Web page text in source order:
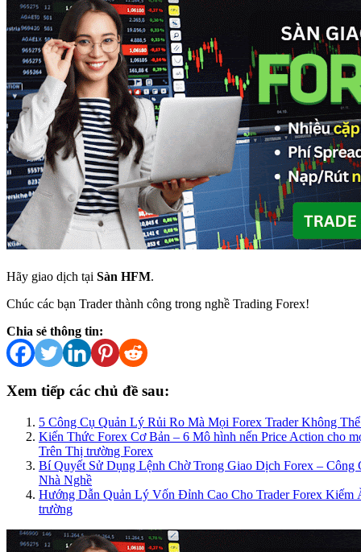
Hãy giao dịch tại Sàn HFM.
Chúc các bạn Trader thành công trong nghề Trading Forex!
Chia sẻ thông tin:
Xem tiếp các chủ đề sau:
5 Công Cụ Quản Lý Rủi Ro Mà Mọi Forex Trader Không
Kiến Thức Forex Cơ Bản – 6 Mô hình nến Price Action cho
Trên Thị trường Forex
Bí Quyết Sử Dụng Lệnh Chờ Trong Giao Dịch Forex – Công
Nhà Nghề
Hướng Dẫn Quản Lý Vốn Đỉnh Cao Cho Trader Forex Kiếm
trường